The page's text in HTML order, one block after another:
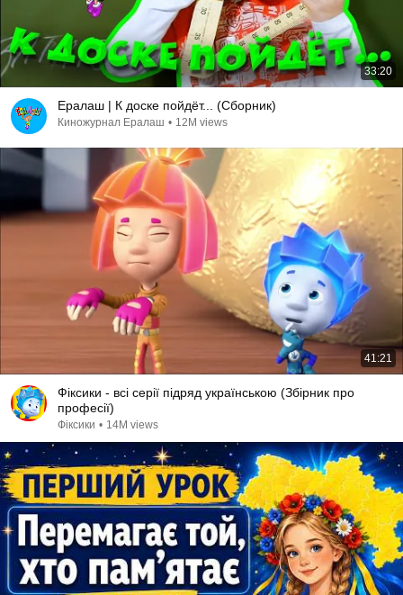
33:20
Ералаш | К доске пойдёт... (Сборник)
Киножурнал Ералаш • 12M views
41:21
Фіксики - всі серії підряд українською (Збірник про
професії)
Фіксики • 14M views